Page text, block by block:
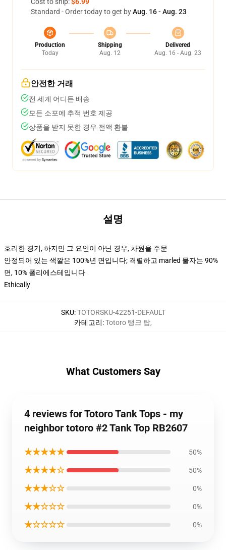
Standard - Order today to get byAug. 16 - Aug. 23
Production
Today
Shipping
Aug. 12
Delivered
Aug. 16 - Aug. 23
안전한 거래
전 세계 어디든 배송
모든 소포에 추적 번호 제공
상품을 받지 못한 경우 전액 환불
설명
호리한 경기, 하지만 그 요인이 아닌 경우, 차원을 주문
안정되어 있는 색깔은 100%년 면입니다; 격렬하고 marled 물자는 90%
면, 10% 폴리에스테입니다
Ethically
SKU:TOTORSKU-42251-DEFAULT
카테고리:Totoro 탱크 탑,
What Customers Say
4 reviews for Totoro Tank Tops - my
neighbor totoro #2 Tank Top RB2607
★★★★★ 50%
★★★★☆ 50%
★★★☆☆ 0%
★★☆☆☆ 0%
★☆☆☆☆ 0%